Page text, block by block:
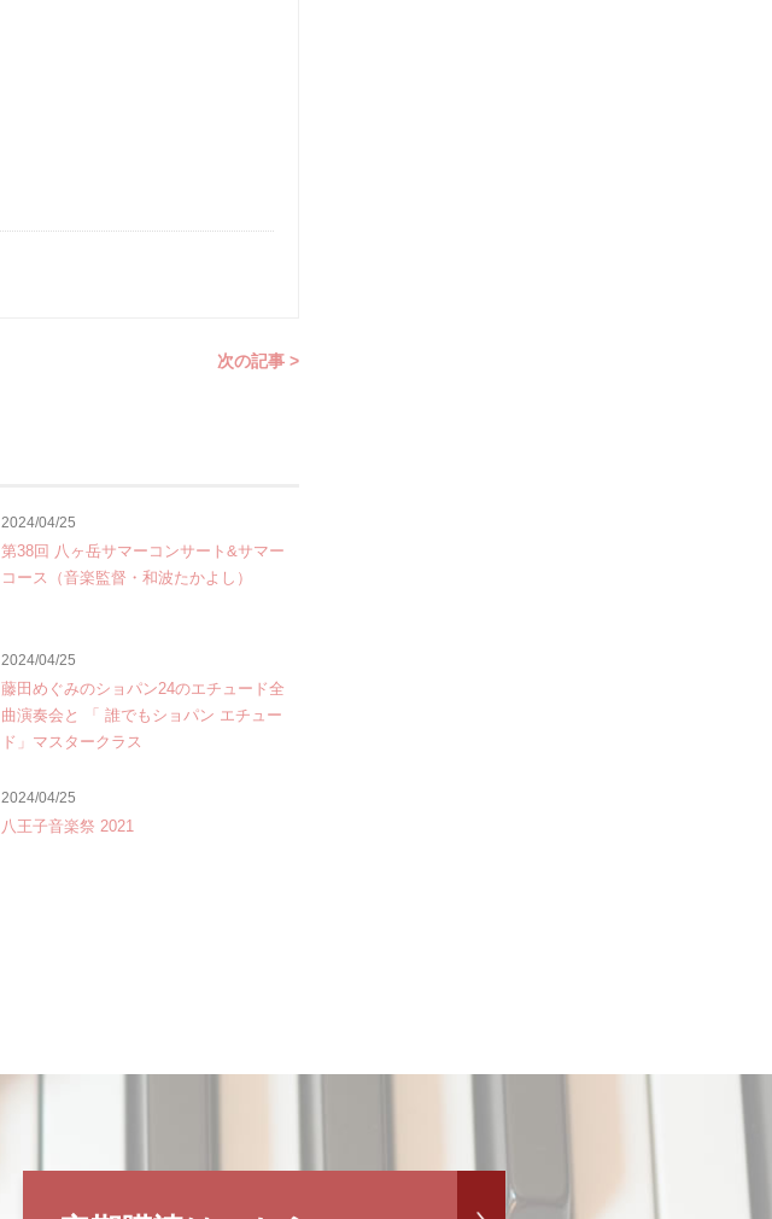
次の記事 >
2024/04/25
第38回 八ヶ岳サマーコンサート&サマー
コース（音楽監督・和波たかよし）
2024/04/25
藤田めぐみのショパン24のエチュード全
曲演奏会と 「 誰でもショパン エチュー
ド」マスタークラス
2024/04/25
八王子音楽祭 2021